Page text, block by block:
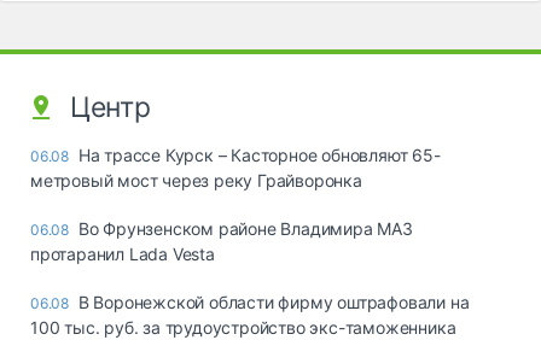
Центр
06.08 На трассе Курск – Касторное обновляют 65-
метровый мост через реку Грайворонка
06.08 Во Фрунзенском районе Владимира МАЗ
протаранил Lada Vesta
06.08 В Воронежской области фирму оштрафовали на
100 тыс. руб. за трудоустройство экс-таможенника